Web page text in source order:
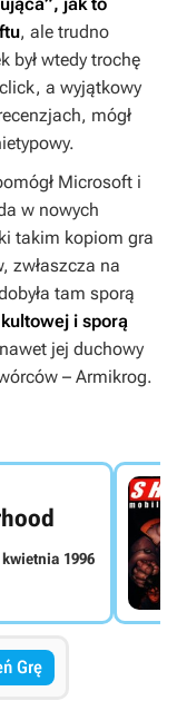
, ale trudno
był wtedy trochę
a wyjątkowy
mógł
Microsoft i
w nowych
takim kopiom gra
zwłaszcza na
tam sporą
i sporą
jej duchowy
– Armikrog.
kwietnia 1996
Grę